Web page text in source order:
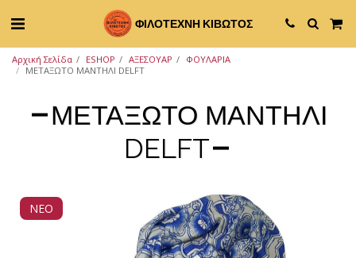
ΦΙΛΟΤΕΧΝΗ ΚΙΒΩΤΟΣ
Αρχική Σελίδα ESHOP ΑΞΕΣΟΥΑΡ
ΦΟΥΛΑΡΙΑ
ΜΕΤΑΞΩΤΟ ΜΑΝΤΗΛΙ DELFT
ΜΕΤΑΞΩΤΟ ΜΑΝΤΗΛΙ
DELFT
ΝΕΟ